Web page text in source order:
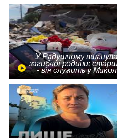
У Радушному
загиблої родини:
- він служить у